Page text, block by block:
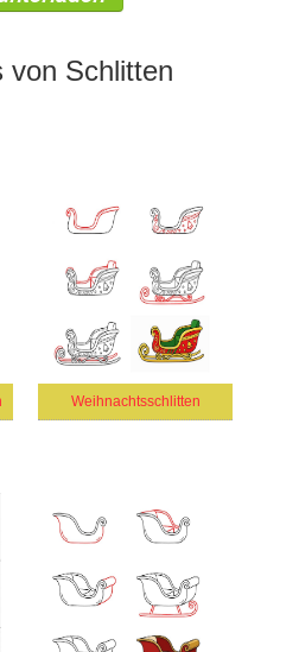
von Schlitten
Weihnachtsschlitten